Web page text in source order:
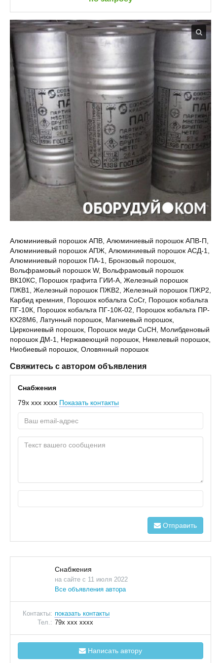
Алюминиевый порошок АПВ, Алюминиевый порошок АПВ-П,
Алюминиевый порошок АПЖ, Алюминиевый порошок АСД-1,
Алюминиевый порошок ПА-1, Бронзовый порошок,
Вольфрамовый порошок W, Вольфрамовый порошок
ВК10КС, Порошок графита ГИИ-А, Железный порошок
ПЖВ1, Железный порошок ПЖВ2, Железный порошок ПЖР2,
Карбид кремния, Порошок кобальта CoCr, Порошок кобальта
ПГ-10К, Порошок кобальта ПГ-10К-02, Порошок кобальта ПР-
КХ28М6, Латунный порошок, Магниевый порошок,
Циркониевый порошок, Порошок меди CuCH, Молибденовый
порошок ДМ-1, Нержавеющий порошок, Никелевый порошок,
Ниобиевый порошок, Оловянный порошок
Свяжитесь с автором объявления
Снабжения
79x xxx xxxx Показать контакты
Отправить
Снабжения
на сайте с 11 июля 2022
Все объявления автора
Контакты: показать контакты
Тел.: 79x xxx xxxx
Написать автору